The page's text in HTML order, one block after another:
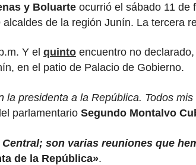
y Boluarte ocurrió el sábado 11 de
de la región Junín. La tercera
Y el quinto encuentro no
en el patio de Palacio de Gobierno.
presidenta a la República. Todos
parlamentario Segundo Montalvo
son varias reuniones que
de la República».